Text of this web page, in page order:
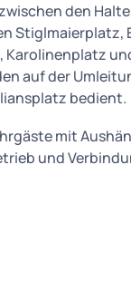
den
Stiglmaierplatz,
Karolinenplatz
auf der
bedient.
mit
und